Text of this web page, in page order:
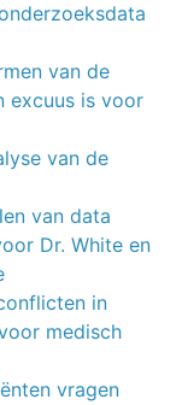
van de
excuus is voor
van de
van data
Dr. White en
in
medisch
vragen